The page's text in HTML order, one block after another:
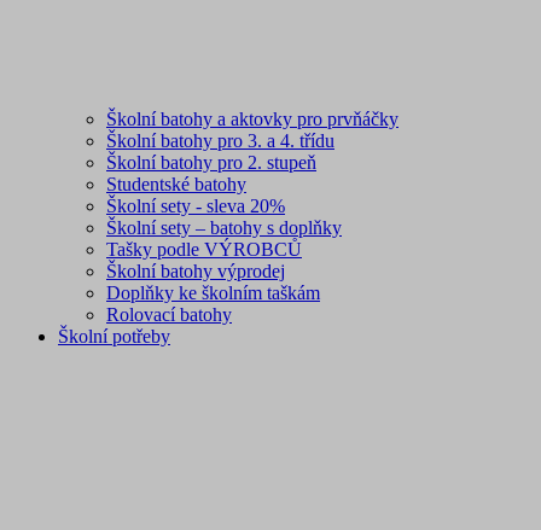
Školní batohy a aktovky pro prvňáčky
Školní batohy pro 3. a 4. třídu
Školní batohy pro 2. stupeň
Studentské batohy
Školní sety - sleva 20%
Školní sety – batohy s doplňky
Tašky podle VÝROBCŮ
Školní batohy výprodej
Doplňky ke školním taškám
Rolovací batohy
Školní potřeby